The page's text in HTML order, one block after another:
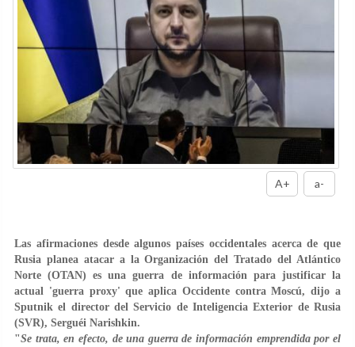
A+ a-
Las afirmaciones desde algunos países occidentales acerca de que
Rusia planea atacar a la Organización del Tratado del Atlántico
Norte (OTAN) es una guerra de información para justificar la
actual 'guerra proxy' que aplica Occidente contra Moscú, dijo a
Sputnik el director del Servicio de Inteligencia Exterior de Rusia
(SVR), Serguéi Narishkin.
"Se trata, en efecto, de una guerra de información emprendida por el